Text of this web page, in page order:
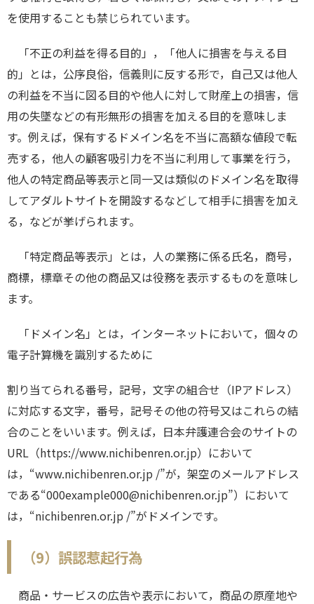
を使用することも禁じられています。
「不正の利益を得る目的」，「他人に損害を与える目
的」とは，公序良俗，信義則に反する形で，自己又は他人
の利益を不当に図る目的や他人に対して財産上の損害，信
用の失墜などの有形無形の損害を加える目的を意味しま
す。例えば，保有するドメイン名を不当に高額な値段で転
売する，他人の顧客吸引力を不当に利用して事業を行う，
他人の特定商品等表示と同一又は類似のドメイン名を取得
してアダルトサイトを開設するなどして相手に損害を加え
る，などが挙げられます。
「特定商品等表示」とは，人の業務に係る氏名，商号，
商標，標章その他の商品又は役務を表示するものを意味し
ます。
「ドメイン名」とは，インターネットにおいて，個々の
電子計算機を識別するために
割り当てられる番号，記号，文字の組合せ（IPアドレス）
に対応する文字，番号，記号その他の符号又はこれらの結
合のことをいいます。例えば，日本弁護連合会のサイトの
URL（https://www.nichibenren.or.jp）において
は，“www.nichibenren.or.jp /”が，架空のメールアドレス
である“000example000@nichibenren.or.jp”）において
は，“nichibenren.or.jp /”がドメインです。
（9）誤認惹起行為
商品・サービスの広告や表示において，商品の原産地や